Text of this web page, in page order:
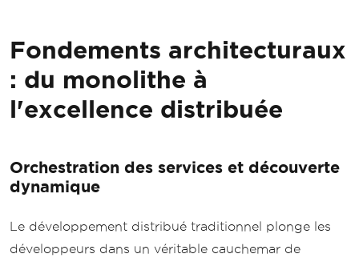
Fondements architecturaux
: du monolithe à
l'excellence distribuée
Orchestration des services et découverte
dynamique
Le développement distribué traditionnel plonge les
développeurs dans un véritable cauchemar de